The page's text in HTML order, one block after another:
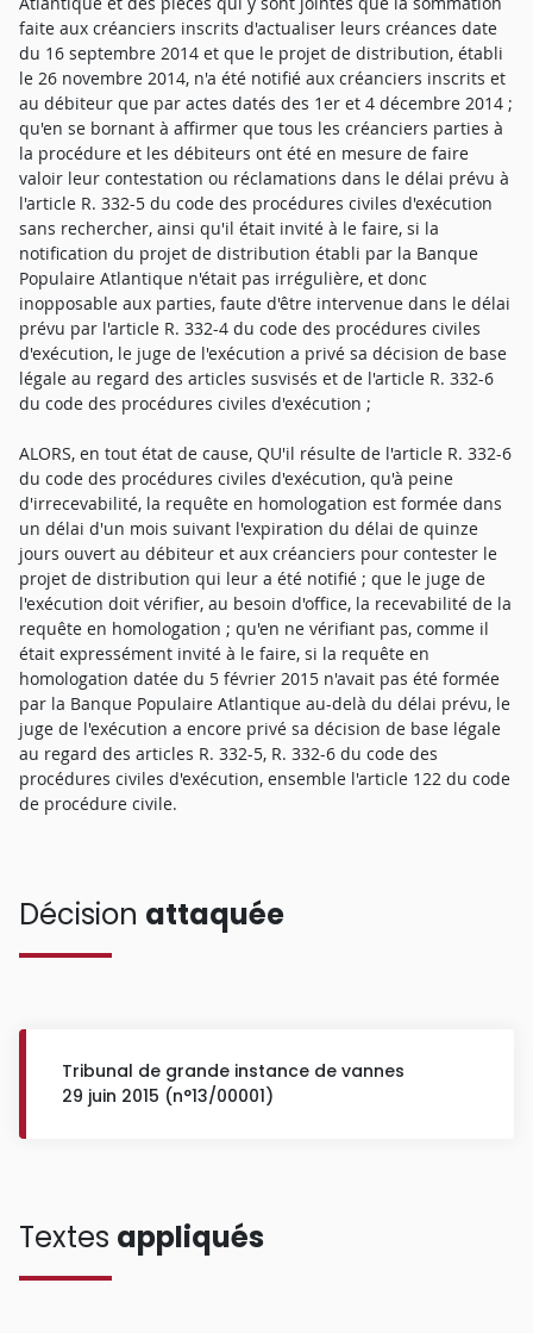
faite aux créanciers inscrits d'actualiser leurs créances date
du 16 septembre 2014 et que le projet de distribution, établi
le 26 novembre 2014, n'a été notifié aux créanciers inscrits et
au débiteur que par actes datés des 1er et 4 décembre 2014 ;
qu'en se bornant à affirmer que tous les créanciers parties à
la procédure et les débiteurs ont été en mesure de faire
valoir leur contestation ou réclamations dans le délai prévu à
l'article R. 332-5 du code des procédures civiles d'exécution
sans rechercher, ainsi qu'il était invité à le faire, si la
notification du projet de distribution établi par la Banque
Populaire Atlantique n'était pas irrégulière, et donc
inopposable aux parties, faute d'être intervenue dans le délai
prévu par l'article R. 332-4 du code des procédures civiles
d'exécution, le juge de l'exécution a privé sa décision de base
légale au regard des articles susvisés et de l'article R. 332-6
du code des procédures civiles d'exécution ;
ALORS, en tout état de cause, QU'il résulte de l'article R. 332-6
du code des procédures civiles d'exécution, qu'à peine
d'irrecevabilité, la requête en homologation est formée dans
un délai d'un mois suivant l'expiration du délai de quinze
jours ouvert au débiteur et aux créanciers pour contester le
projet de distribution qui leur a été notifié ; que le juge de
l'exécution doit vérifier, au besoin d'office, la recevabilité de la
requête en homologation ; qu'en ne vérifiant pas, comme il
était expressément invité à le faire, si la requête en
homologation datée du 5 février 2015 n'avait pas été formée
par la Banque Populaire Atlantique au-delà du délai prévu, le
juge de l'exécution a encore privé sa décision de base légale
au regard des articles R. 332-5, R. 332-6 du code des
procédures civiles d'exécution, ensemble l'article 122 du code
de procédure civile.
Décision attaquée
Tribunal de grande instance de vannes
29 juin 2015 (n°13/00001)
Textes appliqués